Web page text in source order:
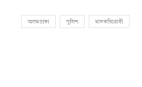
আলমডাঙ্গা পুলিশ মাদকবিরোধী